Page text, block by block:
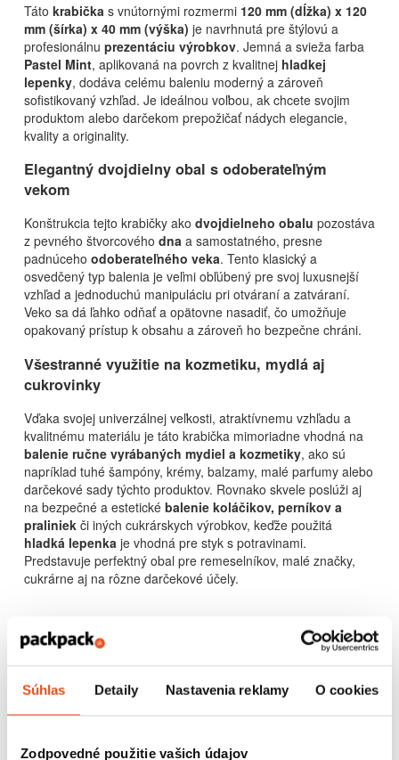
Súhlas Detaily Nastavenia reklamy O cookies
Zodpovedné použitie vašich údajov
Táto krabička s vnútornými rozmermi 120 mm (dĺžka) x 120
mm (šírka) x 40 mm (výška) je navrhnutá pre štýlovú a
profesionálnu prezentáciu výrobkov. Jemná a svieža farba
Pastel Mint, aplikovaná na povrch z kvalitnej hladkej
lepenky, dodáva celému baleniu moderný a zároveň
sofistikovaný vzhľad. Je ideálnou voľbou, ak chcete svojim
produktom alebo darčekom prepožičať nádych elegancie,
kvality a originality.
Elegantný dvojdielny obal s odoberateľným
vekom
Konštrukcia tejto krabičky ako dvojdielneho obalu pozostáva
z pevného štvorcového dna a samostatného, presne
padnúceho odoberateľného veka. Tento klasický a
osvedčený typ balenia je veľmi obľúbený pre svoj luxusnejší
vzhľad a jednoduchú manipuláciu pri otváraní a zatváraní.
Veko sa dá ľahko odňať a opätovne nasadiť, čo umožňuje
opakovaný prístup k obsahu a zároveň ho bezpečne chráni.
Všestranné využitie na kozmetiku, mydlá aj
cukrovinky
Vďaka svojej univerzálnej veľkosti, atraktívnemu vzhľadu a
kvalitnému materiálu je táto krabička mimoriadne vhodná na
balenie ručne vyrábaných mydiel a kozmetiky, ako sú
napríklad tuhé šampóny, krémy, balzamy, malé parfumy alebo
darčekové sady týchto produktov. Rovnako skvele poslúži aj
na bezpečné a estetické balenie koláčikov, perníkov a
praliniek či iných cukrárskych výrobkov, keďže použitá
hladká lepenka je vhodná pre styk s potravinami.
Predstavuje perfektný obal pre remeselníkov, malé značky,
cukrárne aj na rôzne darčekové účely.